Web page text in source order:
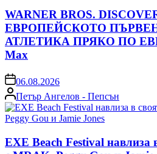
WARNER BROS.
ЕВРОПЕЙСКОТО
АТЛЕТИКА ПРЯКО ПО
Мах
on06.08.2026
Posted
by
Петър Ангелов - Пепсън
EXE Beach Festival навлиза